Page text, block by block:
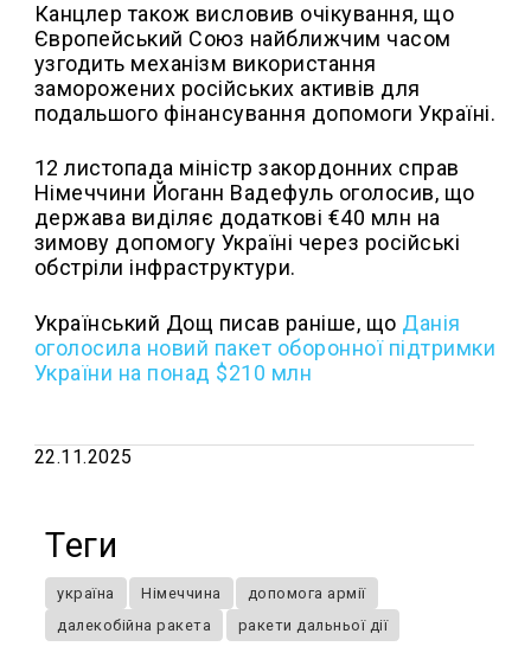
Канцлер також висловив очікування, що
Європейський Союз найближчим часом
узгодить механізм використання
заморожених російських активів для
подальшого фінансування допомоги Україні.
12 листопада міністр закордонних справ
Німеччини Йоганн Вадефуль оголосив, що
держава виділяє додаткові €40 млн на
зимову допомогу Україні через російські
обстріли інфраструктури.
Український Дощ писав раніше, що Данія
оголосила новий пакет оборонної підтримки
України на понад $210 млн
22.11.2025
Теги
україна Німеччина
допомога армії
далекобійна ракета
ракети дальньої дії